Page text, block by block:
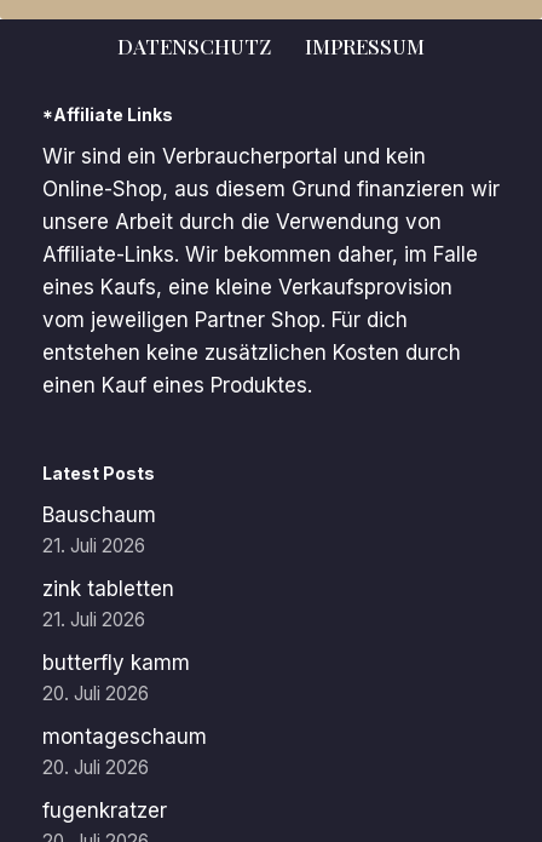
DATENSCHUTZ IMPRESSUM
*Affiliate Links
Wir sind ein Verbraucherportal und kein
Online-Shop, aus diesem Grund finanzieren wir
unsere Arbeit durch die Verwendung von
Affiliate-Links. Wir bekommen daher, im Falle
eines Kaufs, eine kleine Verkaufsprovision
vom jeweiligen Partner Shop. Für dich
entstehen keine zusätzlichen Kosten durch
einen Kauf eines Produktes.
Latest Posts
Bauschaum
21. Juli 2026
zink tabletten
21. Juli 2026
butterfly kamm
20. Juli 2026
montageschaum
20. Juli 2026
fugenkratzer